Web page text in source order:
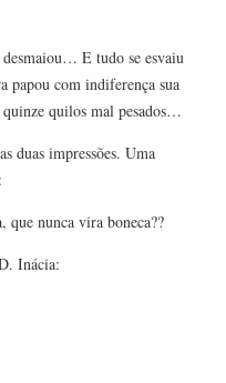
E tudo se esvaiu
papou com indiferença sua
quilos mal pesados…
duas impressões. Uma
nunca vira boneca??
Inácia: